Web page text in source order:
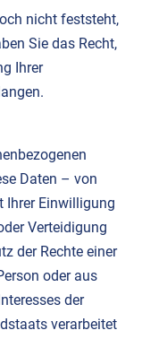
nicht feststeht,
Sie das Recht,
Ihrer
Daten – von
Ihrer Einwilligung
Verteidigung
der Rechte einer
oder aus
der
verarbeitet